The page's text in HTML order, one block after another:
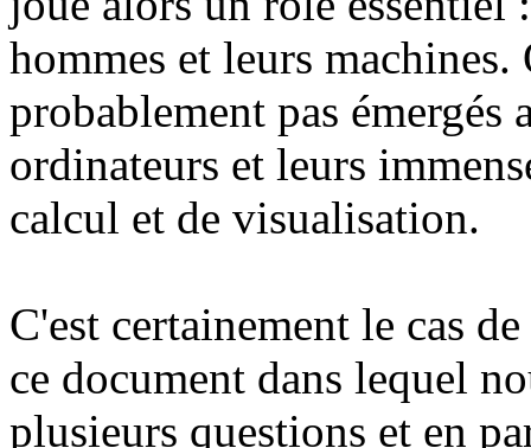
hommes et leurs
probablement pas émergés
ordinateurs et leurs
calcul et de visualisation.
C'est certainement le cas
ce document dans lequel
plusieurs questions et en